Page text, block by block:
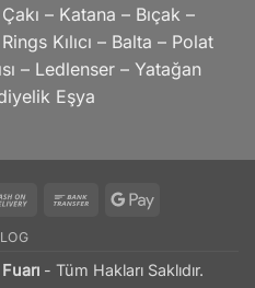
– Katana – Bıçak –
Kılıcı – Balta – Polat
– Ledlenser – Yatağan
Eşya
Cash
Bank
Google
- Tüm Hakları Saklıdır.